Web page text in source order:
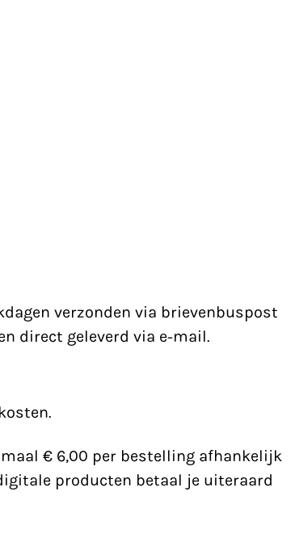
verzonden via brievenbuspost
direct geleverd via e-mail.
€ 6,00 per bestelling afhankelijk
producten betaal je uiteraard